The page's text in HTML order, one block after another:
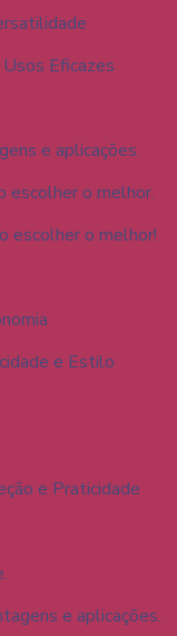
Eficazes
e aplicações.
escolher o melhor.
escolher o melhor!
e Estilo
e Praticidade
e aplicações.